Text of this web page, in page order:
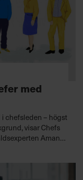
med
chefsleden – högst
visar Chefs
Amanda